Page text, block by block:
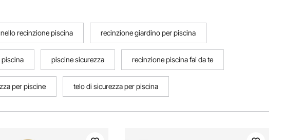
recinzione piscina recinzione giardino per piscina
piscina piscine sicurezza recinzione piscina fai da te
per piscine telo di sicurezza per piscina